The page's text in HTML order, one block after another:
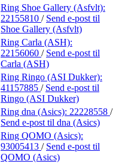
Ring Shoe Gallery (Asfvlt):
22155810 / Send e-post til
Shoe Gallery (Asfvlt)
Ring Carla (ASH):
22156060 / Send e-post til
Carla (ASH)
Ring Ringo (ASI Dukker):
41157885 / Send e-post til
Ringo (ASI Dukker)
Ring dna (Asics): 22228558 /
Send e-post til dna (Asics)
Ring QOMO (Asics):
93005413 / Send e-post til
QOMO (Asics)